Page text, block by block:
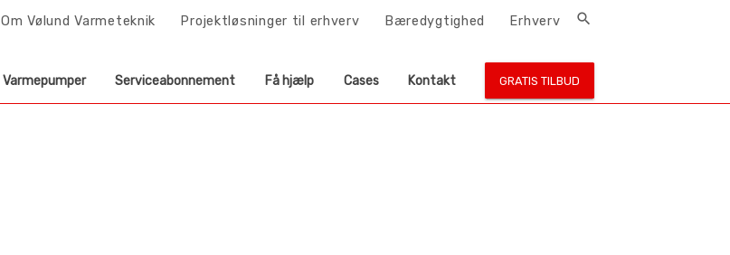
search
Om Vølund Varmeteknik Projektløsninger til erhverv Bæredygtighed Erhverv
Varmepumper Serviceabonnement Få hjælp Cases Kontakt GRATIS TILBUD